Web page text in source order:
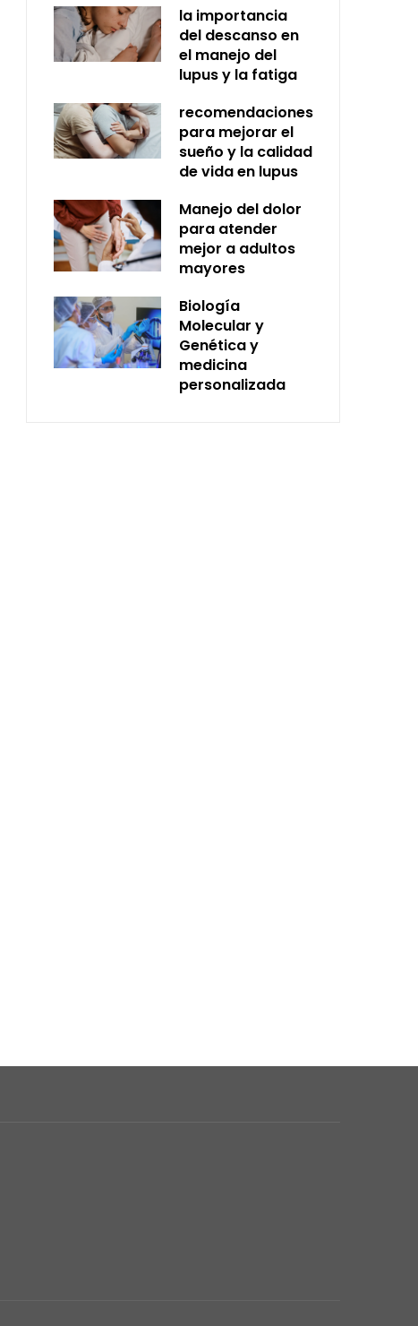
la importancia
del descanso en
el manejo del
lupus y la fatiga
recomendaciones
para mejorar el
sueño y la calidad
de vida en lupus
Manejo del dolor
para atender
mejor a adultos
mayores
Biología
Molecular y
Genética y
medicina
personalizada